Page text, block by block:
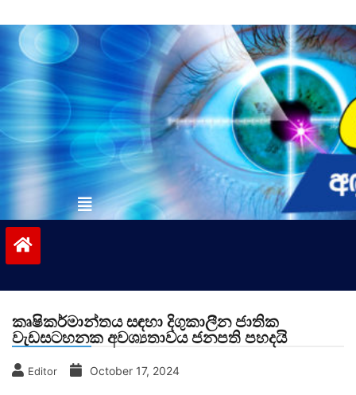
to
contentvinivida.lk
කෘෂිකර්මාන්තය සඳහා දිගුකාලීන ජාතික
වැඩසටහනක අවශ්‍යතාවය ජනපති පහදයි
Editor October 17, 2024